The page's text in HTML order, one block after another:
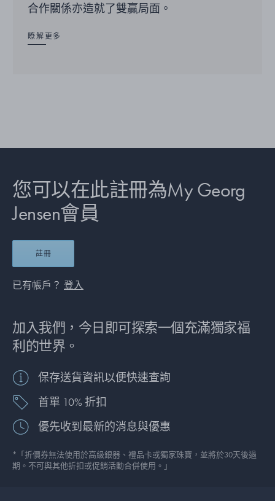
合作關係亦造就了雙贏局面。
瞭解更多
您可以在此註冊為My Georg
Jensen會員
註冊
已有帳戶？ 登入
加入我們，今日即可探索一個充滿獨家福
利的世界。
保存送貨資訊以便快速查詢
首單 10% 折扣
優先收到最新的消息與優惠
*「折價券無法使用於高級銀器、禮品卡或獨家珠寶，並將於30天後過
期。不可與其他折扣或促銷活動合併使用。」